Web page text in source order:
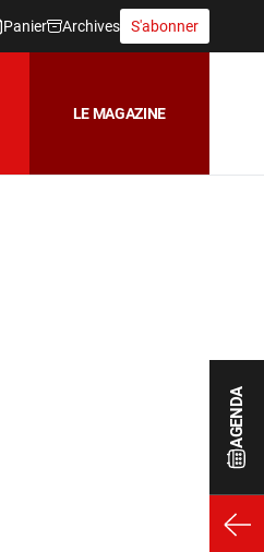
AGENDA
Panier Archives S'abonner
LE MAGAZINE